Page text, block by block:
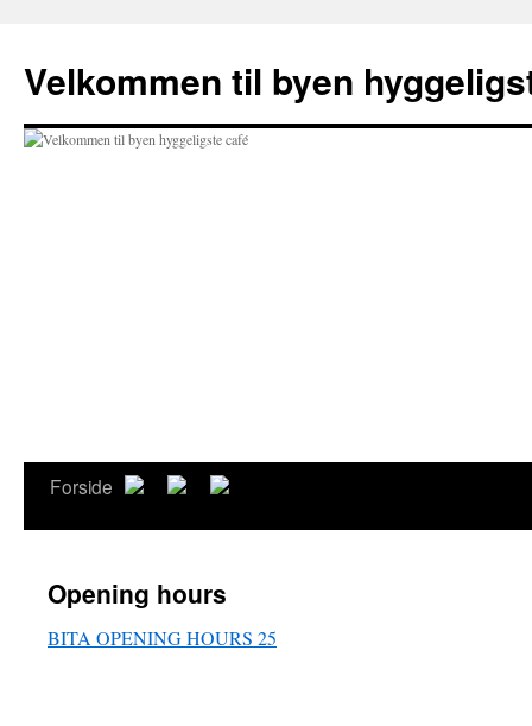
indhold
Velkommen til byen
Forside
Opening hours
BITA OPENING HOURS 25